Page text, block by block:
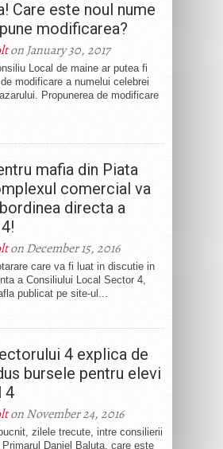
Care este noul nume
modificarea?
on January 30, 2017
Local de maine ar putea fi
modificare a numelui celebrei
Propunerea de modificare
mafia din Piata
comercial va
directa a
on December 15, 2016
care va fi luat in discutie in
a Consiliului Local Sector 4,
publicat pe site-ul...
4 explica de
bursele pentru elevi
4
on November 24, 2016
zilele trecute, intre consilierii
Daniel Baluta, care este